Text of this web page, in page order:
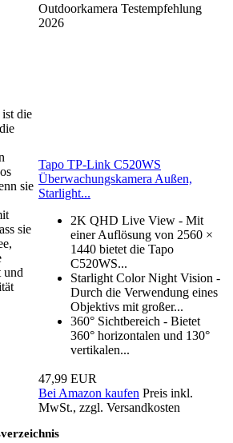
ist die
sie
sie
und
Outdoorkamera Testempfehlung
2026
Tapo TP-Link C520WS
Überwachungskamera Außen,
Starlight...
2K QHD Live View - Mit
einer Auflösung von 2560 ×
1440 bietet die Tapo
C520WS...
Starlight Color Night Vision -
Durch die Verwendung eines
Objektivs mit großer...
360° Sichtbereich - Bietet
360° horizontalen und 130°
vertikalen...
47,99 EUR
Bei Amazon kaufen Preis inkl.
MwSt., zzgl. Versandkosten